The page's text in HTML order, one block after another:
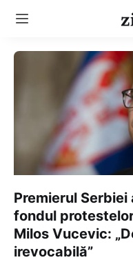
Premierul
fondul
Milos Vucevic:
irevocabilă”